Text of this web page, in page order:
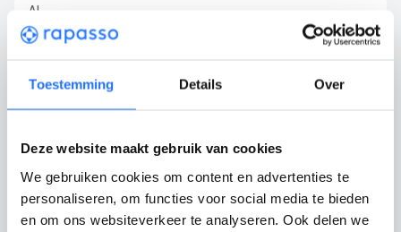
Toestemming Details Over
Deze website maakt gebruik van cookies
We gebruiken cookies om content en advertenties te
personaliseren, om functies voor social media te bieden
en om ons websiteverkeer te analyseren. Ook delen we
AI
Van experimenteren naar structurele
jouw loopbaanorganisatie
AI begint met een prompt – ook voor jou
als loopbaanprofessional